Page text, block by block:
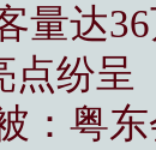
量达
点纷呈
：粤